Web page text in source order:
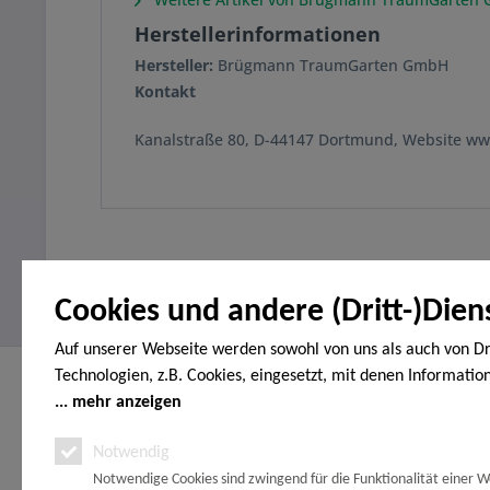
Cookies und andere (Dritt-
Auf unserer Webseite werden sowohl von uns als auch von
Technologien, z.B. Cookies, eingesetzt, mit denen
Endgerät gespeichert und/oder von Ihrem Endgerät
Analyse-, Marketing- und Statistik-Cookies. Bei den
handelt es sich um solche, die technisch notwendig sind, um
mehr anzeigen
Notwendig
Notwendige Cookies sind zwingend für die Funktionalität einer
Herstellerinformationen
Hersteller: Brügmann TraumGarten GmbH
Kontakt
Kanalstraße 80, D-44147 Dortmund, Website
Service Hotline
unter: